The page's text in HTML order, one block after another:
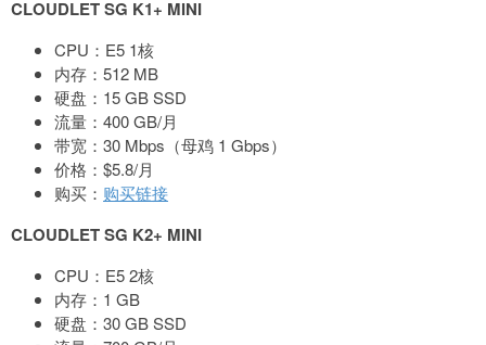
CLOUDLET SG K1+ MINI
CPU：E5 1核
内存：512 MB
硬盘：15 GB SSD
流量：400 GB/月
带宽：30 Mbps（母鸡 1 Gbps）
价格：$5.8/月
购买： 购买链接
CLOUDLET SG K2+ MINI
CPU：E5 2核
内存：1 GB
硬盘：30 GB SSD